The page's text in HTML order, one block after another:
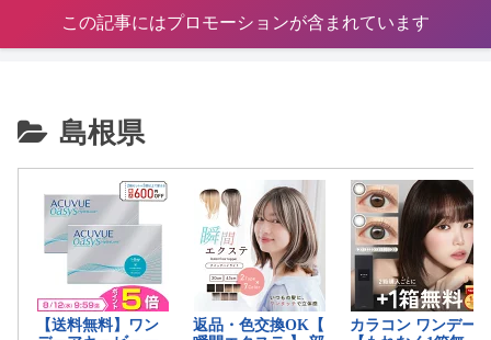
この記事にはプロモーションが含まれています
島根県